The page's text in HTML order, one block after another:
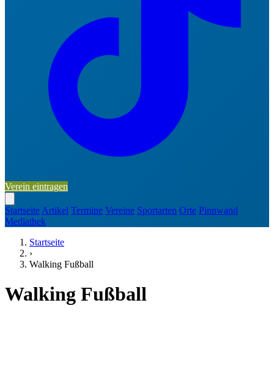
Verein eintragen
Startseite Artikel Termine Vereine Sportarten Orte Pinnwand
Mediathek
Startseite
›
Walking Fußball
Walking Fußball